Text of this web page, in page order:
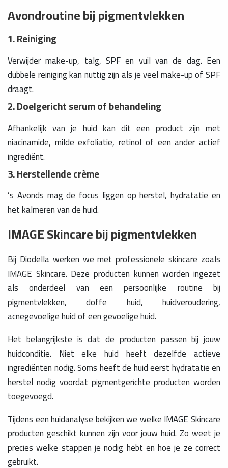
Avondroutine bij pigmentvlekken
1. Reiniging
Verwijder make-up, talg, SPF en vuil van de dag. Een
dubbele reiniging kan nuttig zijn als je veel make-up of SPF
draagt.
2. Doelgericht serum of behandeling
Afhankelijk van je huid kan dit een product zijn met
niacinamide, milde exfoliatie, retinol of een ander actief
ingrediënt.
3. Herstellende crème
’s Avonds mag de focus liggen op herstel, hydratatie en
het kalmeren van de huid.
IMAGE Skincare bij pigmentvlekken
Bij Diodella werken we met professionele skincare zoals
IMAGE Skincare. Deze producten kunnen worden ingezet
als onderdeel van een persoonlijke routine bij
pigmentvlekken, doffe huid, huidveroudering,
acnegevoelige huid of een gevoelige huid.
Het belangrijkste is dat de producten passen bij jouw
huidconditie. Niet elke huid heeft dezelfde actieve
ingrediënten nodig. Soms heeft de huid eerst hydratatie en
herstel nodig voordat pigmentgerichte producten worden
toegevoegd.
Tijdens een huidanalyse bekijken we welke IMAGE Skincare
producten geschikt kunnen zijn voor jouw huid. Zo weet je
precies welke stappen je nodig hebt en hoe je ze correct
gebruikt.